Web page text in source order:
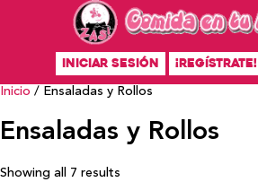
INICIAR SESIÓN ¡REGÍSTRATE!
Inicio / Ensaladas y Rollos
Ensaladas y Rollos
Showing all 7 results